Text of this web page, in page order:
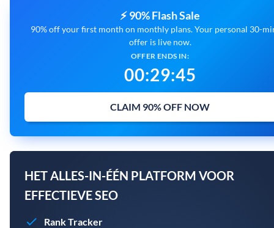
⚡ 90% Flash Sale
90% off your first month on monthly plans. Your personal 30-
offer is live now.
OFFER ENDS IN:
00:29:43
CLAIM 90% OFF NOW
HET ALLES-IN-ÉÉN PLATFORM VOOR
EFFECTIEVE SEO
Rank Tracker